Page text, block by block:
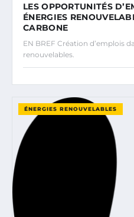
LES OPPORTUNITÉS
ÉNERGIES
CARBONE
EN BREF Création d’emplois
renouvelables.
ÉNERGIES RENOUVELABLES